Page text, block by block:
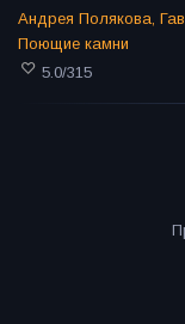
Андрея Полякова,
Поющие камни
5.0/315